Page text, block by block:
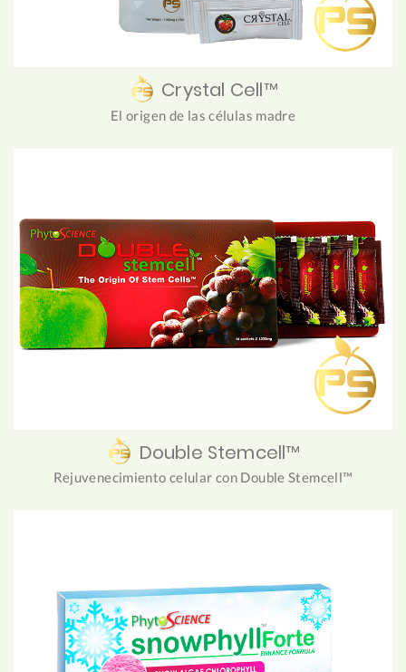
Crystal Cell™
El origen de las células madre
Double Stemcell™
Rejuvenecimiento celular con Double Stemcell™